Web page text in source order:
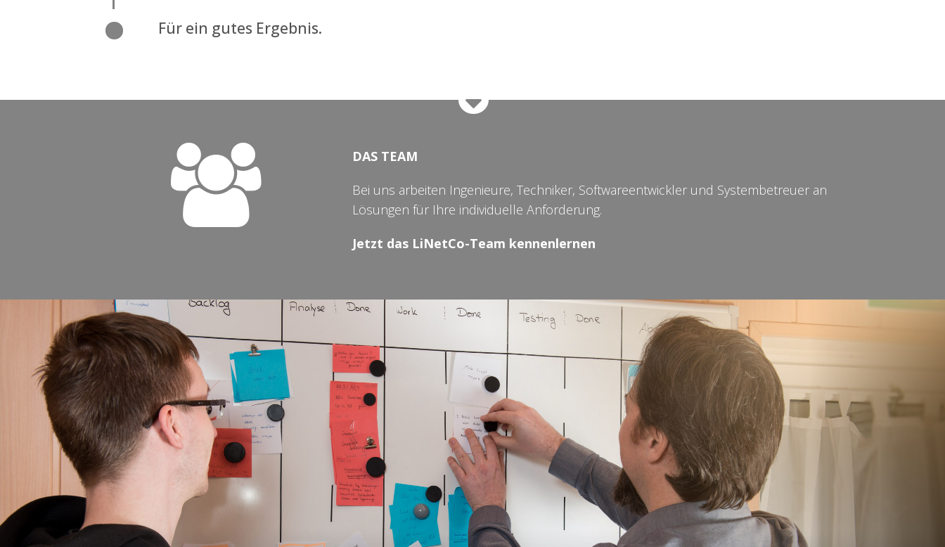
Für ein gutes Ergebnis.
DAS TEAM
Bei uns arbeiten Ingenieure, Techniker, Softwareentwickler und Systembetreuer an
Lösungen für Ihre individuelle Anforderung.
Jetzt das LiNetCo-Team kennenlernen